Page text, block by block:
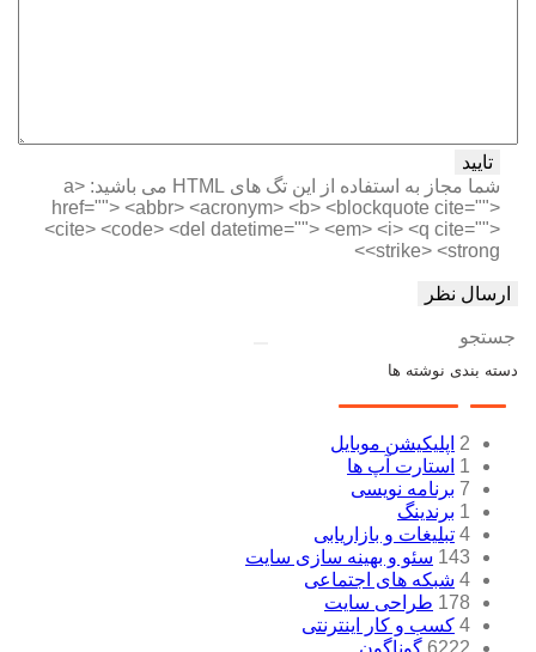
تایید
شما مجاز به استفاده از این تگ های HTML می باشید:
<a
href=""> <abbr> <acronym> <b> <blockquote cite="">
<cite> <code> <del datetime=""> <em> <i> <q cite="">
<strike> <strong>
جستجو
دسته بندی نوشته ها
2 اپلیکیشن موبایل
1 استارت آپ ها
7 برنامه نویسی
1 برندینگ
4 تبلیغات و بازاریابی
143 سئو و بهینه سازی سایت
4 شبکه های اجتماعی
178 طراحی سایت
4 کسب و کار اینترنتی
6222 گوناگون